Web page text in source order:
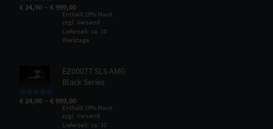
Bewertet mit
von 5
€ 24,90 –€ 999,00
Enthält 19% Mwst.
zzgl.Versand
Lieferzeit: ca. 10
Werktage
EZ00077 SLS AMG
Black Series
Bewertet mit
von 5
€ 24,90 –€ 999,00
Enthält 19% Mwst.
zzgl.Versand
Lieferzeit: ca. 10